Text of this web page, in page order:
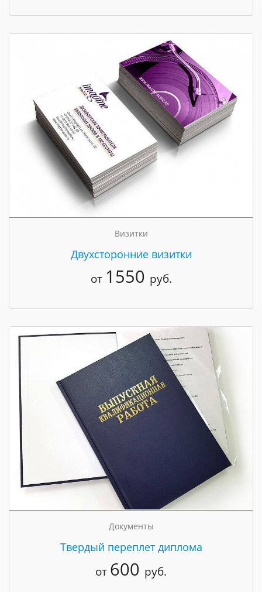
Визитки
Двухсторонние визитки
от 1550 руб.
Документы
Твердый переплет диплома
от 600 руб.